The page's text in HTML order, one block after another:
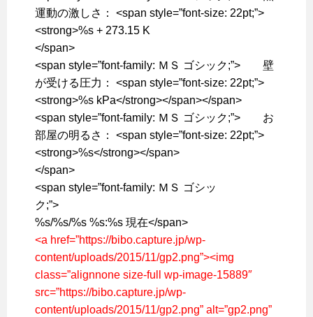
運動の激しさ： <span style=”font-size: 22pt;”>
<strong>%s + 273.15 K
</span>
<span style=”font-family: ＭＳ ゴシック;”> 壁
が受ける圧力： <span style=”font-size: 22pt;”>
<strong>%s kPa</strong></span></span>
<span style=”font-family: ＭＳ ゴシック;”> お
部屋の明るさ： <span style=”font-size: 22pt;”>
<strong>%s</strong></span>
</span>
<span style=”font-family: ＭＳ ゴシッ
ク;”>
%s/%s/%s %s:%s 現在</span>
<a href=”https://bibo.capture.jp/wp-
content/uploads/2015/11/gp2.png”><img
class=”alignnone size-full wp-image-15889″
src=”https://bibo.capture.jp/wp-
content/uploads/2015/11/gp2.png” alt=”gp2.png”